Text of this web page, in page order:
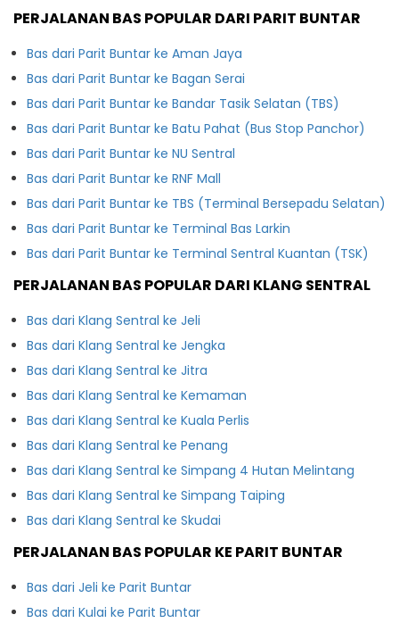
PERJALANAN BAS POPULAR DARI PARIT BUNTAR
Bas dari Parit Buntar ke Aman Jaya
Bas dari Parit Buntar ke Bagan Serai
Bas dari Parit Buntar ke Bandar Tasik Selatan (TBS)
Bas dari Parit Buntar ke Batu Pahat (Bus Stop Panchor)
Bas dari Parit Buntar ke NU Sentral
Bas dari Parit Buntar ke RNF Mall
Bas dari Parit Buntar ke TBS (Terminal Bersepadu Selatan)
Bas dari Parit Buntar ke Terminal Bas Larkin
Bas dari Parit Buntar ke Terminal Sentral Kuantan (TSK)
PERJALANAN BAS POPULAR DARI KLANG SENTRAL
Bas dari Klang Sentral ke Jeli
Bas dari Klang Sentral ke Jengka
Bas dari Klang Sentral ke Jitra
Bas dari Klang Sentral ke Kemaman
Bas dari Klang Sentral ke Kuala Perlis
Bas dari Klang Sentral ke Penang
Bas dari Klang Sentral ke Simpang 4 Hutan Melintang
Bas dari Klang Sentral ke Simpang Taiping
Bas dari Klang Sentral ke Skudai
PERJALANAN BAS POPULAR KE PARIT BUNTAR
Bas dari Jeli ke Parit Buntar
Bas dari Kulai ke Parit Buntar